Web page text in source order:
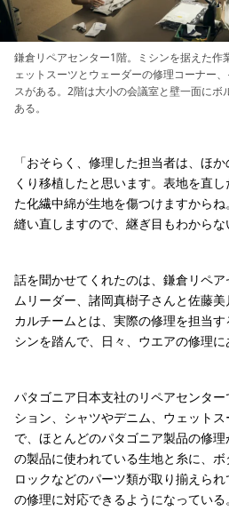
鎌倉リペアセンター1階。ミシンを据えた作
ェットスーツとウェーダーの修理コーナー
スがある。2階は大小の会議室と壁一面にボ
ある。
「おそらく、修理した担当者は、ほ
くり移植したと思います。表地を直
た化繊中綿が生地を傷つけますから
縫い直しますので、継ぎ目もわからな
話を聞かせてくれたのは、鎌倉リペ
ムリーダー、諸岡真樹子さんと佐藤
カルチームとは、実際の修理を担当
シンを踏んで、日々、ウエアの修理に
パタゴニア日本支社のリペアセンタ
ション、シャツやデニム、ウェット
で、ほとんどのパタゴニア製品の修
の製品に使われている生地と糸に、
ロックなどのパーツ類が取り揃えら
の修理に対応できるようになっている。